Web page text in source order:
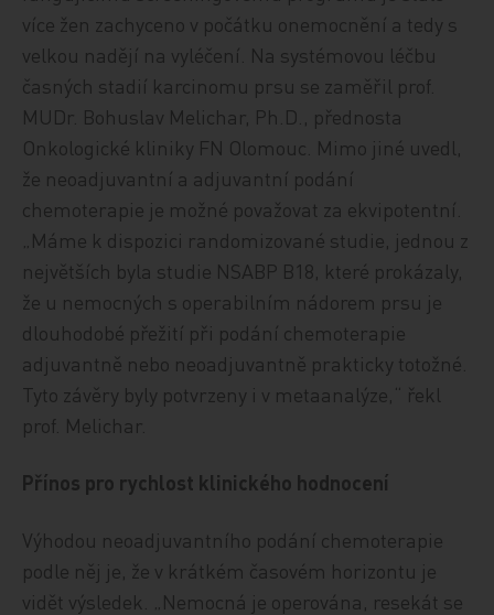
více žen zachyceno v počátku onemocnění a tedy s
velkou nadějí na vyléčení. Na systémovou léčbu
časných stadií karcinomu prsu se zaměřil prof.
MUDr. Bohuslav Melichar, Ph.D., přednosta
Onkologické kliniky FN Olomouc. Mimo jiné uvedl,
že neoadjuvantní a adjuvantní podání
chemoterapie je možné považovat za ekvipotentní.
„Máme k dispozici randomizované studie, jednou z
největších byla studie NSABP B18, které prokázaly,
že u nemocných s operabilním nádorem prsu je
dlouhodobé přežití při podání chemoterapie
adjuvantně nebo neoadjuvantně prakticky totožné.
Tyto závěry byly potvrzeny i v metaanalýze,“ řekl
prof. Melichar.
Přínos pro rychlost klinického hodnocení
Výhodou neoadjuvantního podání chemoterapie
podle něj je, že v krátkém časovém horizontu je
vidět výsledek. „Nemocná je operována, resekát se